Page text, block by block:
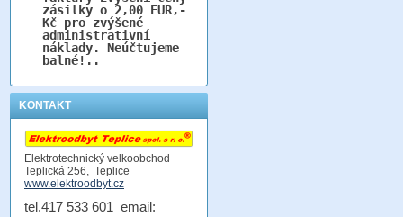
zásilky o 2,00 EUR,-
Kč pro zvýšené
administrativní
náklady. Neúčtujeme
balné!..
KONTAKT
Elektrotechnický velkoobchod
Teplická 256, Teplice
www.elektroodbyt.cz
tel.417 533 601 email: